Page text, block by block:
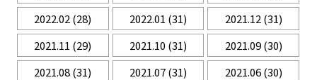
2022.02(28) 2022.01 (31) 2021.12(31)
2021.11 (29) 2021.10 (31) 2021.09(30)
2021.08(31) 2021.07(31) 2021.06(30)